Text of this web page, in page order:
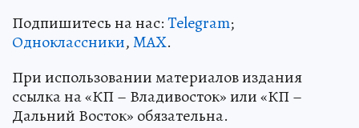
Подпишитесь на нас:Telegram;
Одноклассники,MAX.
При использовании материалов издания
ссылка на «КП – Владивосток» или «КП –
Дальний Восток» обязательна.